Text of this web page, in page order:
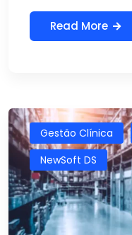
Read More
Gestão Clínica
NewSoft DS